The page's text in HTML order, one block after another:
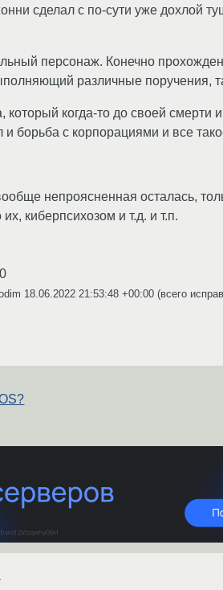
сделал с по-сути уже дохлой
персонаж. Конечно
различные поручения,
когда-то до своей смерти
борьба с корпорациями и все
непроясненная осталась,
киберпсихозом и т.д. и т.п.
18.06.2022 21:53:48 +00:00 (всего